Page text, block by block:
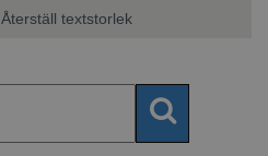
Återställ textstorlek